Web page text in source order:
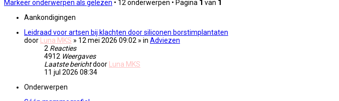
Markeer onderwerpen als gelezen • 12 onderwerpen • Pagina 1 van 1
Aankondigingen
Leidraad voor artsen bij klachten door siliconen borstimplantaten
door
Luna MKS » 12 mei 2026 09:02 » in Adviezen
2 Reacties
4912 Weergaves
Laatste berichtdoor
Luna MKS
11 jul 2026 08:34
Onderwerpen